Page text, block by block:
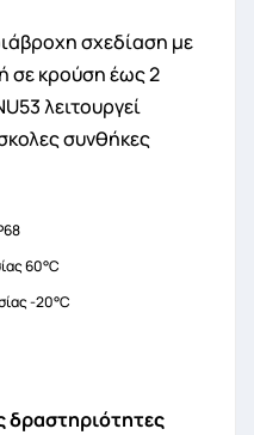
σχεδίαση με
σε κρούση έως 2
λειτουργεί
συνθήκες
60°C
-20°C
δραστηριότητες